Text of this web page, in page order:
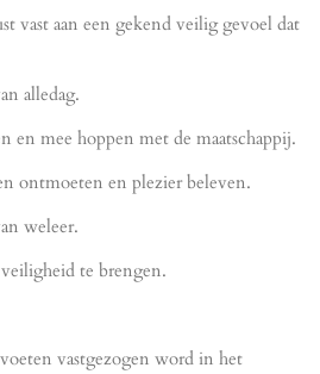
vast aan een gekend veilig gevoel dat
alledag.
en mee hoppen met de maatschappij.
ontmoeten en plezier beleven.
weleer.
te brengen.
vastgezogen word in het